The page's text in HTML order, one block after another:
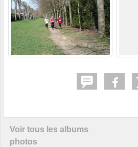
Voir tous les albums
photos